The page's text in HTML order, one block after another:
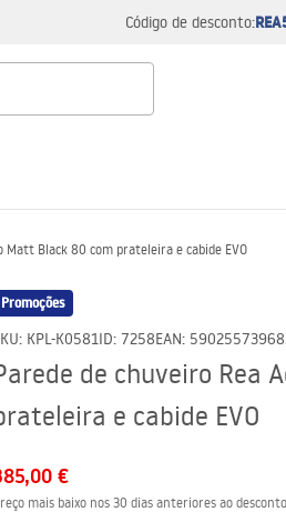
Código de desconto:
Matt Black 80 com prateleira e cabide EVO
Promoções
: KPL-K0581ID: 7258EAN:
de chuveiro Rea
e cabide EVO
€
mais baixo nos 30 dias anteriores ao